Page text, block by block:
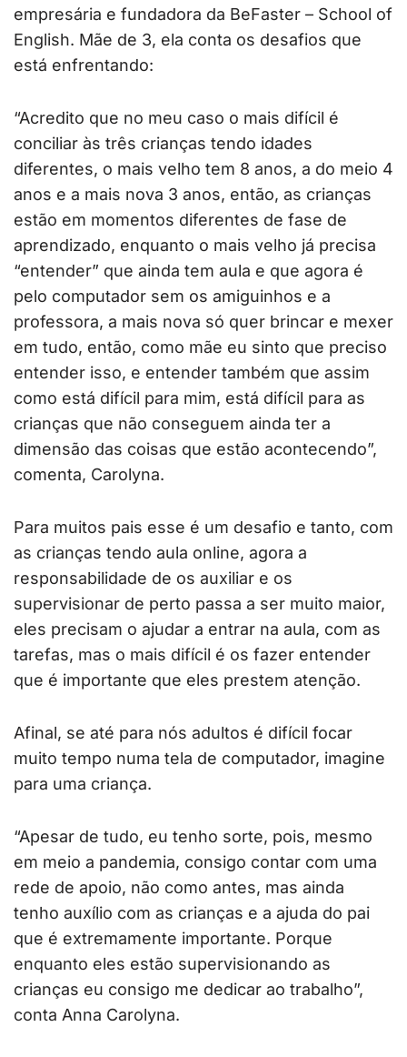
empresária e fundadora da BeFaster – School of
English. Mãe de 3, ela conta os desafios que
está enfrentando:
“Acredito que no meu caso o mais difícil é
conciliar às três crianças tendo idades
diferentes, o mais velho tem 8 anos, a do meio 4
anos e a mais nova 3 anos, então, as crianças
estão em momentos diferentes de fase de
aprendizado, enquanto o mais velho já precisa
“entender” que ainda tem aula e que agora é
pelo computador sem os amiguinhos e a
professora, a mais nova só quer brincar e mexer
em tudo, então, como mãe eu sinto que preciso
entender isso, e entender também que assim
como está difícil para mim, está difícil para as
crianças que não conseguem ainda ter a
dimensão das coisas que estão acontecendo”,
comenta, Carolyna.
Para muitos pais esse é um desafio e tanto, com
as crianças tendo aula online, agora a
responsabilidade de os auxiliar e os
supervisionar de perto passa a ser muito maior,
eles precisam o ajudar a entrar na aula, com as
tarefas, mas o mais difícil é os fazer entender
que é importante que eles prestem atenção.
Afinal, se até para nós adultos é difícil focar
muito tempo numa tela de computador, imagine
para uma criança.
“Apesar de tudo, eu tenho sorte, pois, mesmo
em meio a pandemia, consigo contar com uma
rede de apoio, não como antes, mas ainda
tenho auxílio com as crianças e a ajuda do pai
que é extremamente importante. Porque
enquanto eles estão supervisionando as
crianças eu consigo me dedicar ao trabalho”,
conta Anna Carolyna.